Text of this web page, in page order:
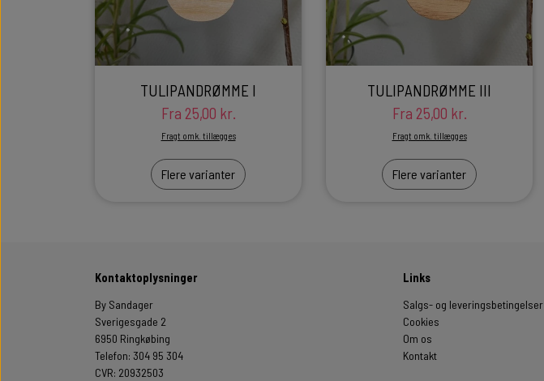
TULIPANDRØMME I
Fra 25,00 kr.
Fragt omk. tillægges
Flere varianter
TULIPANDRØMME III
Fra 25,00 kr.
Fragt omk. tillægges
Flere varianter
Kontaktoplysninger
By Sandager
Sverigesgade 2
6950 Ringkøbing
Telefon: 304 95 304
CVR: 20932503
Links
Salgs- og leveringsbetingelser
Cookies
Om os
Kontakt